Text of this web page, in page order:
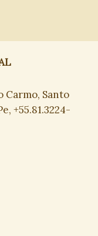
Carmo, Santo
+55.81.3224-